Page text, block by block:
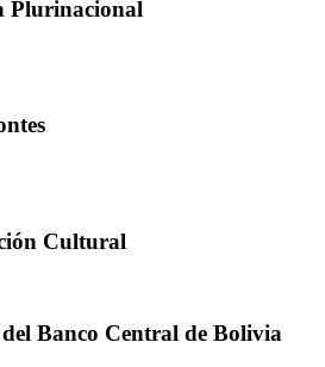
Plurinacional
Cultural
Banco Central de Bolivia